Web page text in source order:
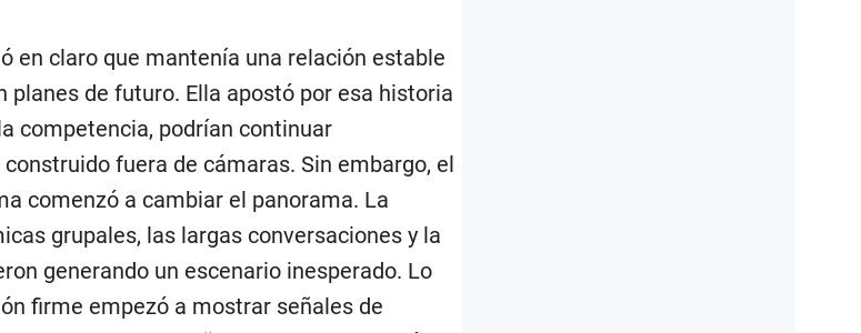
en claro que mantenía una relación estable
planes de futuro. Ella apostó por esa historia
competencia, podrían continuar
fuera de cámaras. Sin embargo, el
comenzó a cambiar el panorama. La
grupales, las largas conversaciones y la
generando un escenario inesperado. Lo
firme empezó a mostrar señales de